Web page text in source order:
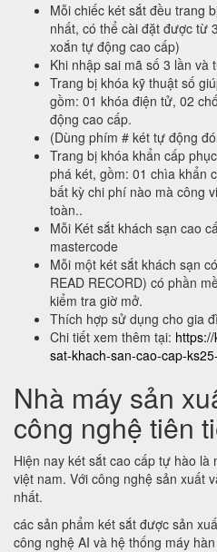
Mỗi chiếc két sắt đều trang
nhất, có thể cài đặt được từ
xoắn tự động cao cấp)
Khi nhập sai mã số 3 lần và
Trang bị khóa kỹ thuật số
gồm: 01 khóa điện tử, 02
động cao cấp.
(Dùng phím # két tự động
Trang bị khóa khẩn cấp
phá két, gồm: 01 chìa khẩn
bất kỳ chi phí nào mà công
toàn..
Mỗi Két sắt khách sạn cao
mastercode
Mỗi một két sắt khách sạn
READ RECORD) có phần
kiểm tra giờ mở.
Thích hợp sử dụng cho gia
Chi tiết xem thêm tại:
sat-khach-san-cao-cap-
Nhà máy sản
công nghệ tiên
Hiện nay két sắt cao cấp tự hào
việt nam. Với công nghệ sản xuất
nhất.
các sản phẩm két sắt được sản
công nghệ AI và hệ thống máy